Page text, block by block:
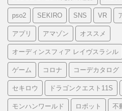
pso2 SEKIRO SNS VR
アプリ アマゾン オススメ
オーディンスフィア レイヴスラシル
ゲーム コロナ コーデカタログ
セキロウ ドラゴンクエスト11S
モンハンワールド ロボット 不